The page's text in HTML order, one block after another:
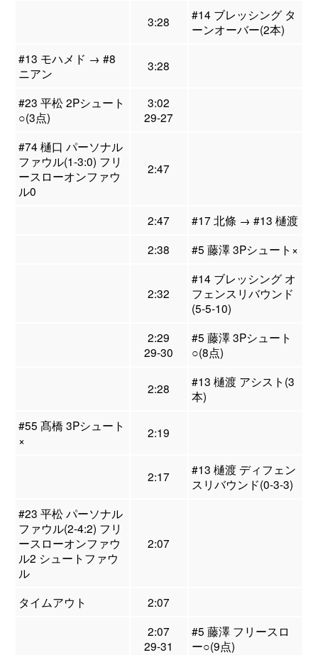
3:28
#14 ブレッシング タ
ーンオーバー(2本)
#13 モハメド → #8
ニアン
3:28
#23 平松 2Pシュート
○(3点)
3:02
29-27
#74 樋口 パーソナル
ファウル(1-3:0) フリ
ースローオンファウ
ル0
2:47
2:47
#17 北條 → #13 樋渡
2:38
#5 藤澤 3Pシュート×
2:32
#14 ブレッシング オ
フェンスリバウンド
(5-5-10)
2:29
29-30
#5 藤澤 3Pシュート
○(8点)
2:28
#13 樋渡 アシスト(3
本)
#55 髙橋 3Pシュート
×
2:19
2:17
#13 樋渡 ディフェン
スリバウンド(0-3-3)
#23 平松 パーソナル
ファウル(2-4:2) フリ
ースローオンファウ
ル2 シュートファウ
ル
2:07
タイムアウト
2:07
2:07
29-31
#5 藤澤 フリースロ
ー○(9点)